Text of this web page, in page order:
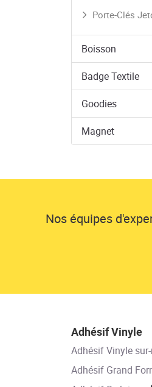
Porte-Clés
Boisson
Badge Textile
Goodies
Magnet
Nos équipes
Adhésif Vinyle
Adhésif Vinyle
Adhésif Grand